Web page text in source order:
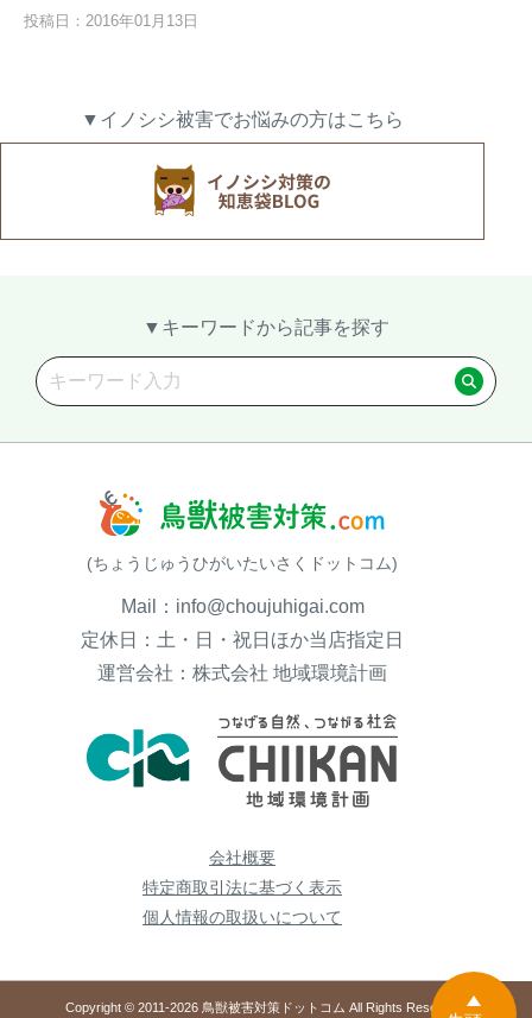
に」【2024年版】
メルマガ登録 お役立ち資料
ご相談
お問い合わせ
オンライン
投稿日：2016年01月13日
▼イノシシ被害でお悩みの方はこちら
▼キーワードから記事を探す
(ちょうじゅうひがいたいさくドットコム)
Mail：info@choujuhigai.com
定休日：土・日・祝日ほか当店指定日
運営会社：株式会社 地域環境計画
会社概要
特定商取引法に基づく表示
個人情報の取扱いについて
Copyright © 2011-2026 鳥獣被害対策ドットコム All Rights Reserved.